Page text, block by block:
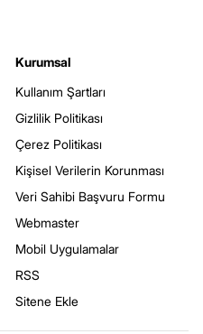
Kurumsal
Kullanım Şartları
Gizlilik Politikası
Çerez Politikası
Kişisel Verilerin Korunması
Veri Sahibi Başvuru Formu
Webmaster
Mobil Uygulamalar
RSS
Sitene Ekle